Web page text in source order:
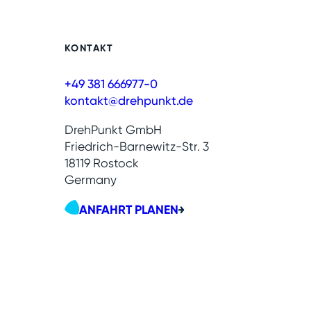
KONTAKT
+49 381 666977-0
kontakt@drehpunkt.de
DrehPunkt GmbH
Friedrich-Barnewitz-Str. 3
18119 Rostock
Germany
ANFAHRT PLANEN